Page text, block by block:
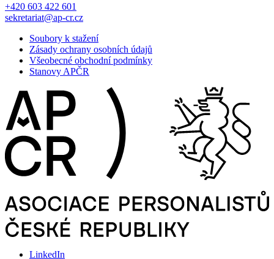
+420 603 422 601
sekretariat@ap-cr.cz
Soubory k stažení
Zásady ochrany osobních údajů
Všeobecné obchodní podmínky
Stanovy APČR
LinkedIn